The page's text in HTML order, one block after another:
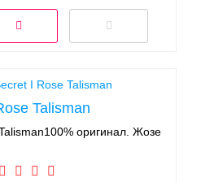
Talisman
оригинал. Жозе